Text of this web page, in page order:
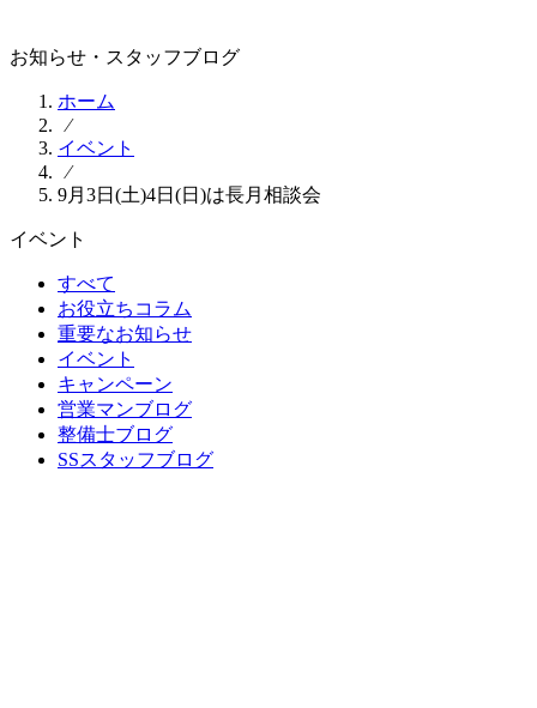
お知らせ・スタッフブログ
ホーム
⁄
イベント
⁄
9月3日(土)4日(日)は長月相談会
イベント
すべて
お役立ちコラム
重要なお知らせ
イベント
キャンペーン
営業マンブログ
整備士ブログ
SSスタッフブログ